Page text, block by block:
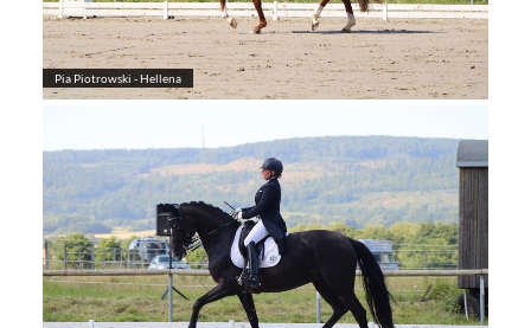
Pia Piotrowski - Hellena